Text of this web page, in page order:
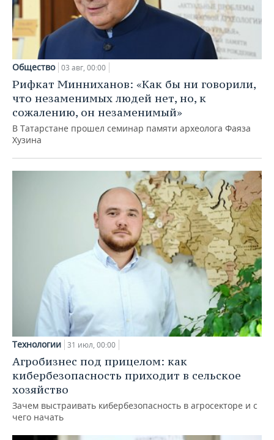
Общество 03 авг, 00:00
Рифкат Минниханов: «Как бы ни говорили,
что незаменимых людей нет, но, к
сожалению, он незаменимый»
В Татарстане прошел семинар памяти археолога Фаяза
Хузина
Технологии 31 июл, 00:00
Агробизнес под прицелом: как
кибербезопасность приходит в сельское
хозяйство
Зачем выстраивать кибербезопасность в агросекторе и с
чего начать